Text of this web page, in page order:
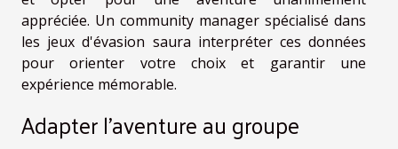
appréciée. Un community manager spécialisé dans
les jeux d'évasion saura interpréter ces données
pour orienter votre choix et garantir une
expérience mémorable.
Adapter l'aventure au groupe